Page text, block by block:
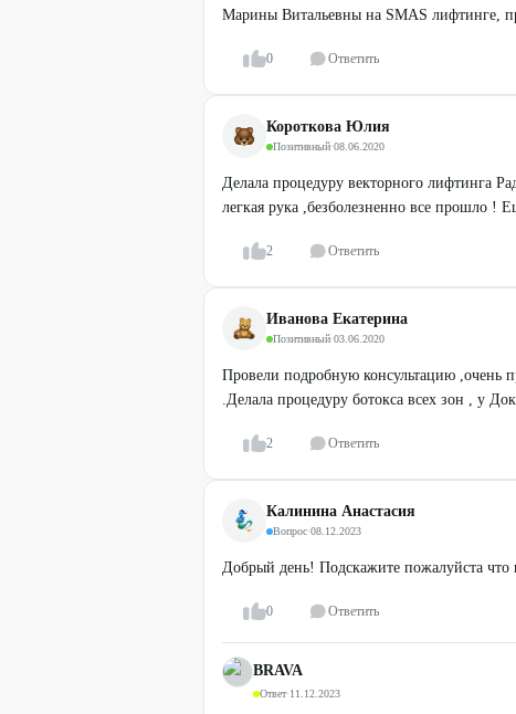
Марины Витальевны на SMAS лифтинге,
0 Ответить
Короткова Юлия
Позитивный·08.06.2020
Делала процедуру векторного лифтинга
легкая рука ,безболезненно все прошло !
2 Ответить
Иванова Екатерина
Позитивный·03.06.2020
Провели подробную консультацию ,очень
.Делала процедуру ботокса всех зон , у
2 Ответить
Калинина Анастасия
Вопрос·08.12.2023
Добрый день! Подскажите пожалуйста что
0 Ответить
BRAVA
Ответ·11.12.2023